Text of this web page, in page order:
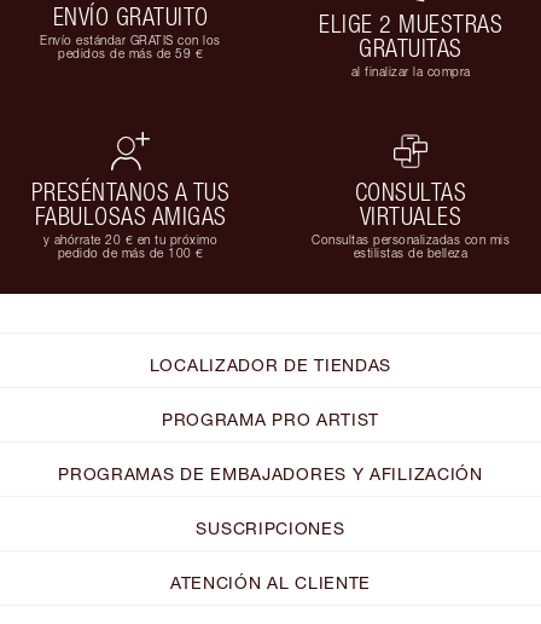
ENVÍO GRATUITO
Envío estándar GRATIS con los
pedidos de más de 59 €
ELIGE 2 MUESTRAS
GRATUITAS
al finalizar la compra
PRESÉNTANOS A TUS
FABULOSAS AMIGAS
y ahórrate 20 € en tu próximo
pedido de más de 100 €
CONSULTAS
VIRTUALES
Consultas personalizadas con mis
estilistas de belleza
LOCALIZADOR DE TIENDAS
PROGRAMA PRO ARTIST
PROGRAMAS DE EMBAJADORES Y AFILIZACIÓN
SUSCRIPCIONES
ATENCIÓN AL CLIENTE